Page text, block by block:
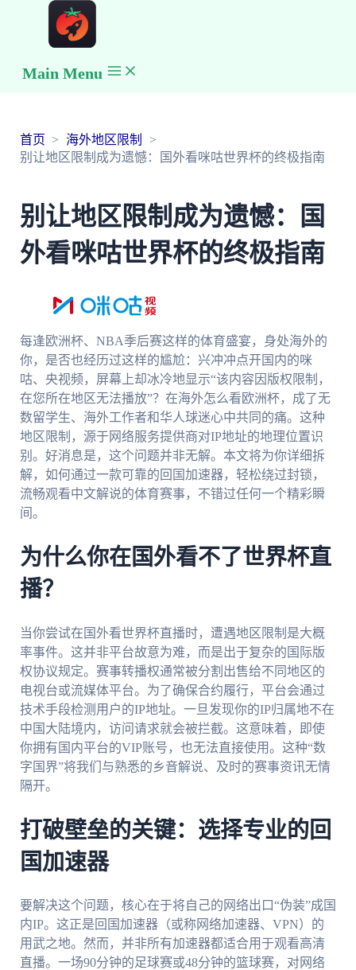
Main Menu
首页
海外地区限制
别让地区限制成为遗憾：国外看咪咕世界杯的终极指南
别让地区限制成为遗憾：国
外看咪咕世界杯的终极指南
每逢欧洲杯、NBA季后赛这样的体育盛宴，身处海外的
你，是否也经历过这样的尴尬：兴冲冲点开国内的咪
咕、央视频，屏幕上却冰冷地显示“该内容因版权限制，
在您所在地区无法播放”？在海外怎么看欧洲杯，成了无
数留学生、海外工作者和华人球迷心中共同的痛。这种
地区限制，源于网络服务提供商对IP地址的地理位置识
别。好消息是，这个问题并非无解。本文将为你详细拆
解，如何通过一款可靠的回国加速器，轻松绕过封锁，
流畅观看中文解说的体育赛事，不错过任何一个精彩瞬
间。
为什么你在国外看不了世界杯直
播？
当你尝试在国外看世界杯直播时，遭遇地区限制是大概
率事件。这并非平台故意为难，而是出于复杂的国际版
权协议规定。赛事转播权通常被分割出售给不同地区的
电视台或流媒体平台。为了确保合约履行，平台会通过
技术手段检测用户的IP地址。一旦发现你的IP归属地不在
中国大陆境内，访问请求就会被拦截。这意味着，即使
你拥有国内平台的VIP账号，也无法直接使用。这种“数
字国界”将我们与熟悉的乡音解说、及时的赛事资讯无情
隔开。
打破壁垒的关键：选择专业的回
国加速器
要解决这个问题，核心在于将自己的网络出口“伪装”成国
内IP。这正是回国加速器（或称网络加速器、VPN）的
用武之地。然而，并非所有加速器都适合用于观看高清
直播。一场90分钟的足球赛或48分钟的篮球赛，对网络